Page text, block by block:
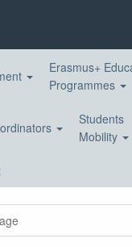
Erasmus+
Programmes
Students
Mobility